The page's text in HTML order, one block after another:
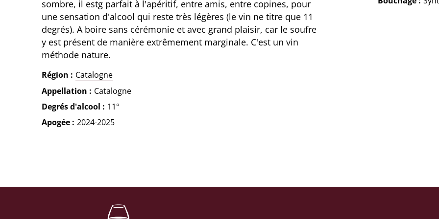
sombre, il estg parfait à l'apéritif, entre amis, entre copines, pour
une sensation d'alcool qui reste très légères (le vin ne titre que 11
degrés). A boire sans cérémonie et avec grand plaisir, car le soufre
y est présent de manière extrêmement marginale. C'est un vin
méthode nature.
Région
Catalogne
Appellation
Catalogne
Degrés d'alcool
11°
Apogée
2024-2025